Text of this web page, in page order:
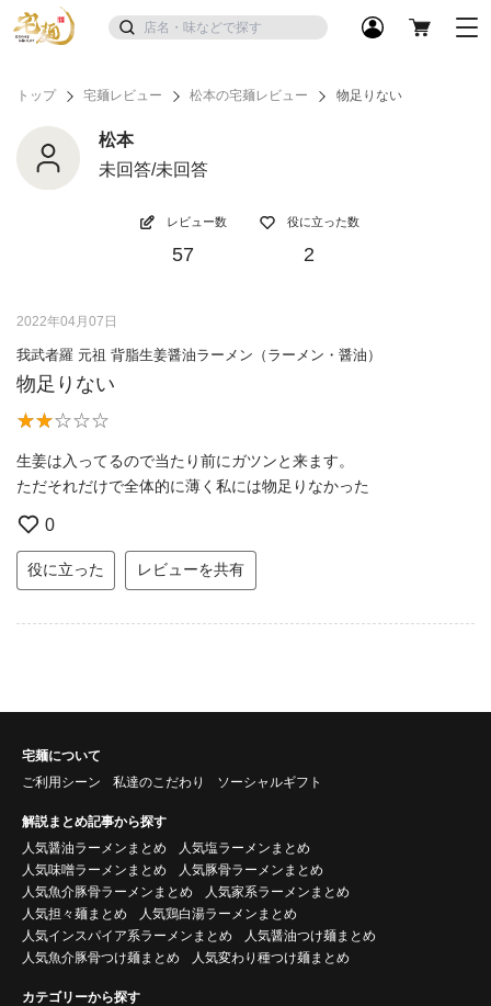
トップ 宅麺レビュー 松本の宅麺レビュー 物足りない
松本
未回答/未回答
レビュー数
57
役に立った数
2
2022年04月07日
我武者羅 元祖 背脂生姜醤油ラーメン（ラーメン・醤油）
物足りない
生姜は入ってるので当たり前にガツンと来ます。
ただそれだけで全体的に薄く私には物足りなかった
0
役に立った レビューを共有
宅麺について
ご利用シーン
私達のこだわり ソーシャルギフト
解説まとめ記事から探す
人気醤油ラーメンまとめ
人気塩ラーメンまとめ
人気味噌ラーメンまとめ
人気豚骨ラーメンまとめ
人気魚介豚骨ラーメンまとめ
人気家系ラーメンまとめ
人気担々麺まとめ
人気鶏白湯ラーメンまとめ
人気インスパイア系ラーメンまとめ
人気醤油つけ麺まとめ
人気魚介豚骨つけ麺まとめ
人気変わり種つけ麺まとめ
カテゴリーから探す